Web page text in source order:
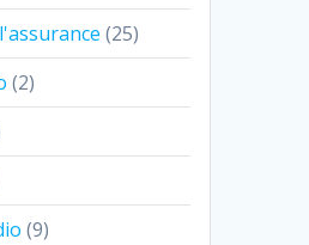
(25)
(2)
(9)